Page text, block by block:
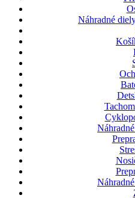
Náhradné